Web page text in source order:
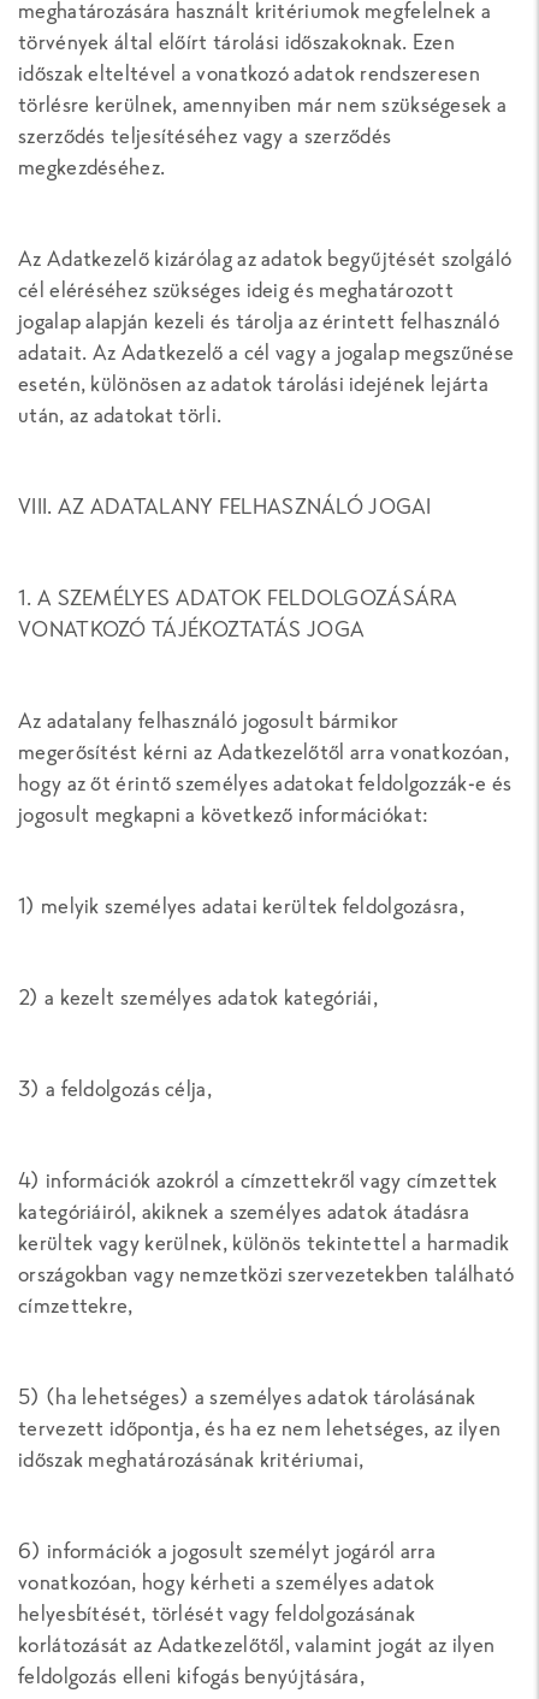
meghatározására használt kritériumok megfelelnek a
törvények által előírt tárolási időszakoknak. Ezen
időszak elteltével a vonatkozó adatok rendszeresen
törlésre kerülnek, amennyiben már nem szükségesek a
szerződés teljesítéséhez vagy a szerződés
megkezdéséhez.
Az Adatkezelő kizárólag az adatok begyűjtését szolgáló
cél eléréséhez szükséges ideig és meghatározott
jogalap alapján kezeli és tárolja az érintett felhasználó
adatait. Az Adatkezelő a cél vagy a jogalap megszűnése
esetén, különösen az adatok tárolási idejének lejárta
után, az adatokat törli.
VIII. AZ ADATALANY FELHASZNÁLÓ JOGAI
1. A SZEMÉLYES ADATOK FELDOLGOZÁSÁRA
VONATKOZÓ TÁJÉKOZTATÁS JOGA
Az adatalany felhasználó jogosult bármikor
megerősítést kérni az Adatkezelőtől arra vonatkozóan,
hogy az őt érintő személyes adatokat feldolgozzák-e és
jogosult megkapni a következő információkat:
1) melyik személyes adatai kerültek feldolgozásra,
2) a kezelt személyes adatok kategóriái,
3) a feldolgozás célja,
4) információk azokról a címzettekről vagy címzettek
kategóriáiról, akiknek a személyes adatok átadásra
kerültek vagy kerülnek, különös tekintettel a harmadik
országokban vagy nemzetközi szervezetekben található
címzettekre,
5) (ha lehetséges) a személyes adatok tárolásának
tervezett időpontja, és ha ez nem lehetséges, az ilyen
időszak meghatározásának kritériumai,
6) információk a jogosult személyt jogáról arra
vonatkozóan, hogy kérheti a személyes adatok
helyesbítését, törlését vagy feldolgozásának
korlátozását az Adatkezelőtől, valamint jogát az ilyen
feldolgozás elleni kifogás benyújtására,